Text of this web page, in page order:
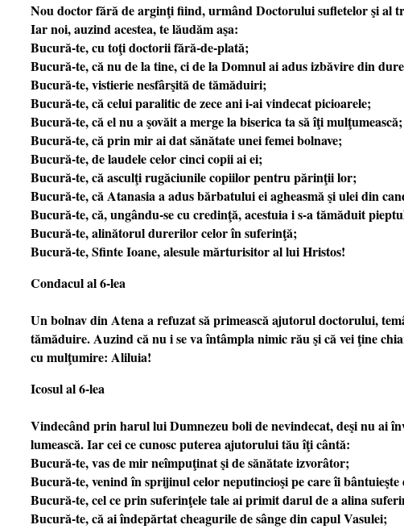
Nou doctor fără de arginţi fiind, urmând Doctorului sufletelor şi al
Iar noi, auzind acestea, te lăudăm aşa:
Bucură-te, cu toţi doctorii fără-de-plată;
Bucură-te, că nu de la tine, ci de la Domnul ai adus izbăvire din
Bucură-te, vistierie nesfârşită de tămăduiri;
Bucură-te, că celui paralitic de zece ani i-ai vindecat picioarele;
Bucură-te, că el nu a şovăit a merge la biserica ta să îţi mulţumească;
Bucură-te, că prin mir ai dat sănătate unei femei bolnave;
Bucură-te, de laudele celor cinci copii ai ei;
Bucură-te, că asculţi rugăciunile copiilor pentru părinţii lor;
Bucură-te, că Atanasia a adus bărbatului ei agheasmă şi ulei din
Bucură-te, că, ungându-se cu credinţă, acestuia i s-a tămăduit
Bucură-te, alinătorul durerilor celor în suferinţă;
Bucură-te, Sfinte Ioane, alesule mărturisitor al lui Hristos!
Condacul al 6-lea
Un bolnav din Atena a refuzat să primească ajutorul doctorului,
tămăduire. Auzind că nu i se va întâmpla nimic rău şi că vei ţine
cu mulţumire: Aliluia!
Icosul al 6-lea
Vindecând prin harul lui Dumnezeu boli de nevindecat, deşi nu ai
lumească. Iar cei ce cunosc puterea ajutorului tău îţi cântă:
Bucură-te, vas de mir neîmpuţinat şi de sănătate izvorâtor;
Bucură-te, venind în sprijinul celor neputincioşi pe care îi bântuieşte
Bucură-te, cel ce prin suferinţele tale ai primit darul de a alina
Bucură-te, că ai îndepărtat cheagurile de sânge din capul Vasulei;